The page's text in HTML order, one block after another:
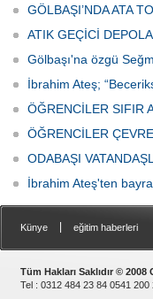
GÖLBAŞI’NDA ATA
ATIK GEÇİCİ
Gölbaşı'na özgü
İbrahim Ateş;
ÖĞRENCİLER SIFIR
ÖĞRENCİLER
ODABAŞI
İbrahim Ateş'ten
Künye eğitim haberleri
Tüm Hakları Saklıdır © 2008
Tel : 0312 484 23 84 0541